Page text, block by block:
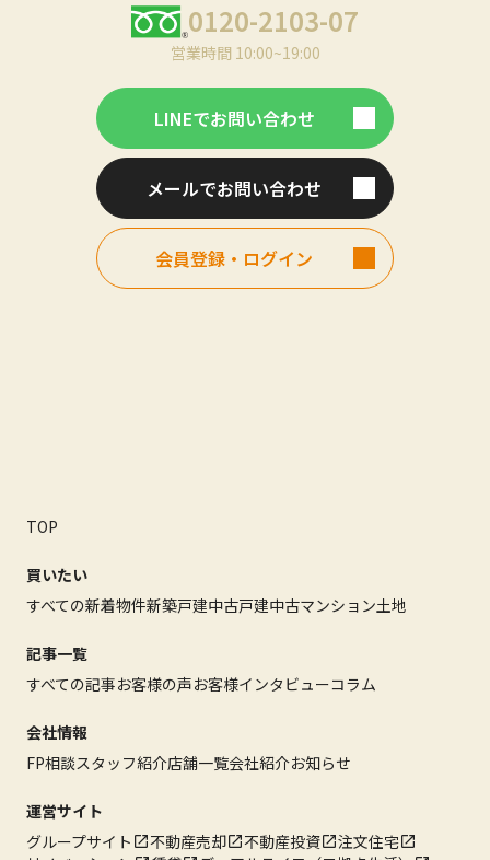
0120-2103-07
営業時間 10:00~19:00
LINEでお問い合わせ
メールでお問い合わせ
会員登録・ログイン
TOP
買いたい
すべての新着物件新築戸建中古戸建中古マンション土地
記事一覧
すべての記事お客様の声お客様インタビューコラム
会社情報
FP相談スタッフ紹介店舗一覧会社紹介お知らせ
運営サイト
グループサイト
不動産売却 不動産投資
注文住宅